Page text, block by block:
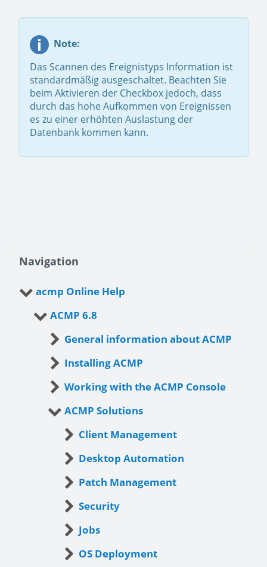
Note:
Das Scannen des Ereignistyps Information ist
standardmäßig ausgeschaltet. Beachten Sie
beim Aktivieren der Checkbox jedoch, dass
durch das hohe Aufkommen von Ereignissen
es zu einer erhöhten Auslastung der
Datenbank kommen kann.
Navigation
acmp Online Help
ACMP 6.8
General information about ACMP
Installing ACMP
Working with the ACMP Console
ACMP Solutions
Client Management
Desktop Automation
Patch Management
Security
Jobs
OS Deployment